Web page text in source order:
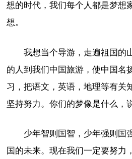
想的时代，我们每个人都是梦想
想。
我想当个导游，走遍祖国的
的人到我们中国旅游，使中国名
习，把语文，英语，地理等有关
坚持努力。你们的梦像是什么，
少年智则国智，少年强则国
国的未来。现在我们一定要努力